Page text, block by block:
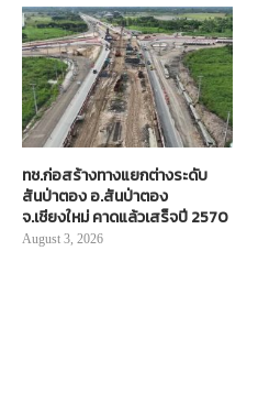
ทช.ก่อสร้างทางแยกต่างระดับ
สันป่าตอง อ.สันป่าตอง
จ.เชียงใหม่ คาดแล้วเสร็จปี 2570
August 3, 2026